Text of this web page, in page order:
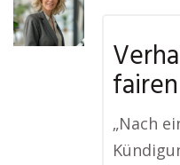
„Nach